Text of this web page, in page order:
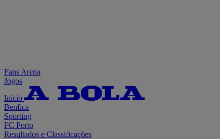
Fans Arena
Jogos
Início
Benfica
Sporting
FC Porto
Resultados e Classificações